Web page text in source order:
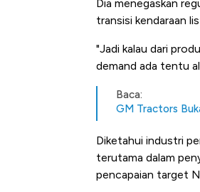
Dia menegaskan
transisi kendaraan
"Jadi kalau dari
demand ada tentu
Baca:
GM Tractors
Diketahui industri
terutama dalam
pencapaian target